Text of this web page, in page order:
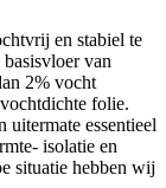
en stabiel te
van
2% vocht
folie.
uitermate essentieel
isolatie en
situatie hebben wij